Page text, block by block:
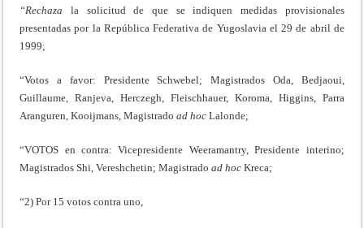
“Rechaza la solicitud de que se indiquen medidas provisionales
presentadas por la República Federativa de Yugoslavia el 29 de abril de
1999;
“Votos a favor: Presidente Schwebel; Magistrados Oda, Bedjaoui,
Guillaume, Ranjeva, Herczegh, Fleischhauer, Koroma, Higgins, Parra
Aranguren, Kooijmans, Magistradoadhoc Lalonde;
“VOTOS en contra: Vicepresidente Weeramantry, Presidente interino;
Magistrados Shi, Vereshchetin; Magistradoadhoc Kreca;
“2) Por 15 votos contra uno,